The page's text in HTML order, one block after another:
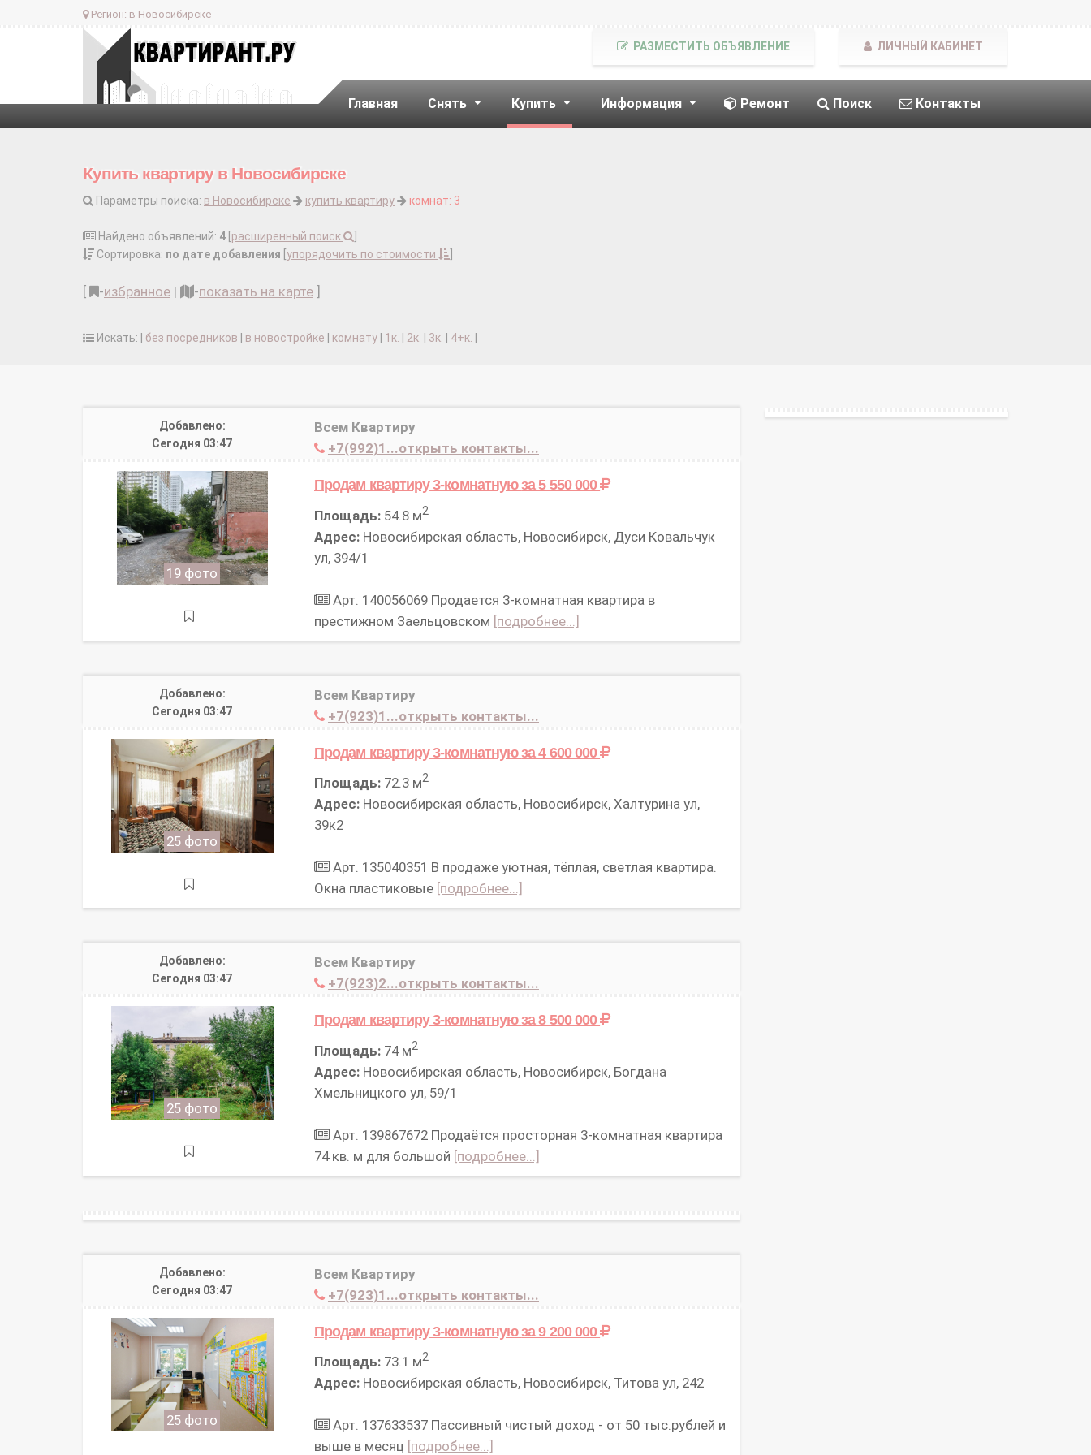
Регион: в Новосибирске
Главная Снять Купить Информация Ремонт Поиск Контакты
РАЗМЕСТИТЬ ОБЪЯВЛЕНИЕ ЛИЧНЫЙ КАБИНЕТ
Купить квартиру в Новосибирске
Параметры поиска: в Новосибирске купить квартиру комнат: 3
Найдено объявлений: 4 расширенный поиск
Сортировка: по дате добавления упорядочить по стоимости
-избранное | -показать на карте
Искать: | без посредников в новостройке комнату 1к. 2к. 3к. 4+к.
Добавлено:
Сегодня 03:47
Всем Квартиру
+7(992)1...открыть контакты...
19 фото
Продам квартиру 3-комнатнуюза 5 550 000
Площадь:54.8 м2
Адрес:Новосибирская область, Новосибирск, Дуси Ковальчук
ул, 394/1
Арт. 140056069 Продается 3-комнатная квартира в
престижном Заельцовском [подробнее...]
Добавлено:
Сегодня 03:47
Всем Квартиру
+7(923)1...открыть контакты...
25 фото
Продам квартиру 3-комнатнуюза 4 600 000
Площадь:72.3 м2
Адрес:Новосибирская область, Новосибирск, Халтурина ул,
39к2
Арт. 135040351 В продаже уютная, тёплая, свeтлая квартирa.
Окнa пластиковые [подробнее...]
Добавлено:
Сегодня 03:47
Всем Квартиру
+7(923)2...открыть контакты...
25 фото
Продам квартиру 3-комнатнуюза 8 500 000
Площадь:74 м2
Адрес:Новосибирская область, Новосибирск, Богдана
Хмельницкого ул, 59/1
Арт. 139867672 Продаётся просторная 3-комнатная квартира
74 кв. м для большой [подробнее...]
Добавлено:
Сегодня 03:47
Всем Квартиру
+7(923)1...открыть контакты...
25 фото
Продам квартиру 3-комнатнуюза 9 200 000
Площадь:73.1 м2
Адрес:Новосибирская область, Новосибирск, Титова ул, 242
Арт. 137633537 Пассивный чистый доход - от 50 тыс.рублей и
выше в месяц [подробнее...]